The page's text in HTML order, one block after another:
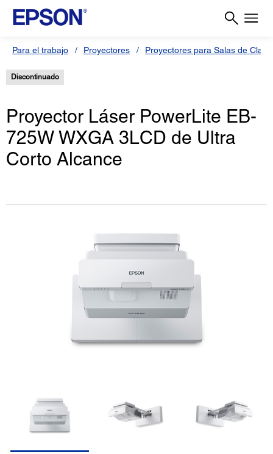
Para el trabajo Proyectores Proyectores para Salas de
Discontinuado
Proyector Láser PowerLite EB-
725W WXGA 3LCD de Ultra
Corto Alcance